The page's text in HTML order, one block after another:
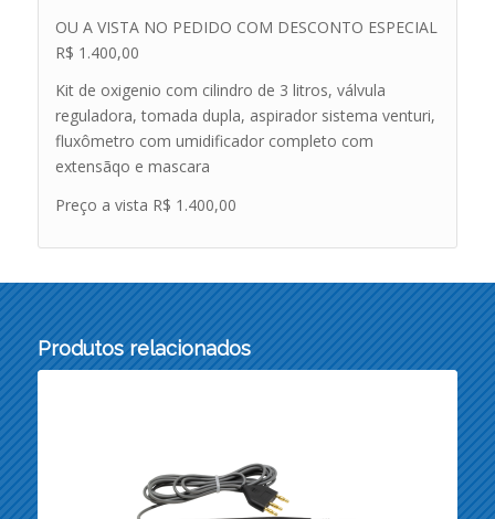
OU A VISTA NO PEDIDO COM DESCONTO ESPECIAL
R$ 1.400,00
Kit de oxigenio com cilindro de 3 litros, válvula
reguladora, tomada dupla, aspirador sistema venturi,
fluxômetro com umidificador completo com
extensãqo e mascara
Preço a vista R$ 1.400,00
Produtos relacionados